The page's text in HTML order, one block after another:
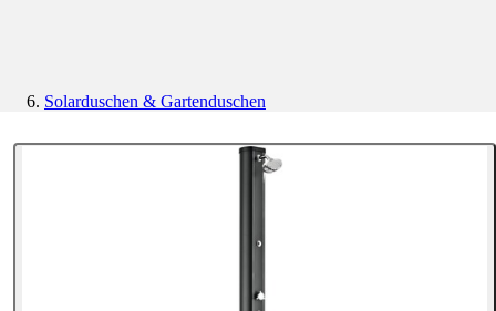
Solarduschen & Gartenduschen